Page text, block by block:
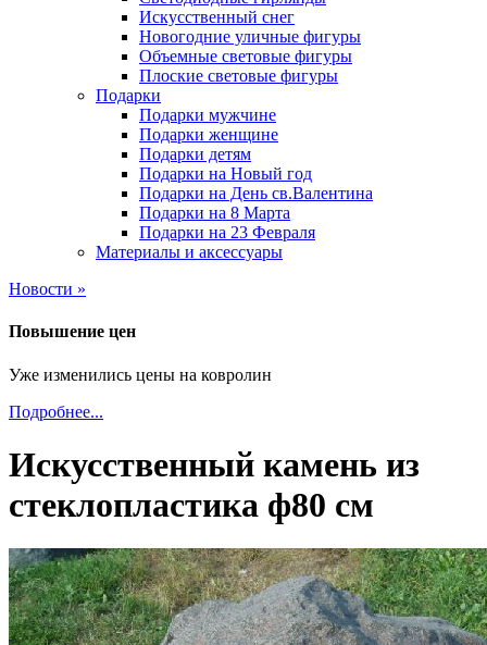
Искусственный снег
Новогодние уличные фигуры
Объемные световые фигуры
Плоские световые фигуры
Подарки
Подарки мужчине
Подарки женщине
Подарки детям
Подарки на Новый год
Подарки на День св.Валентина
Подарки на 8 Марта
Подарки на 23 Февраля
Материалы и аксессуары
Новости »
Повышение цен
Уже изменились цены на ковролин
Подробнее...
Искусственный камень из
стеклопластика ф80 см